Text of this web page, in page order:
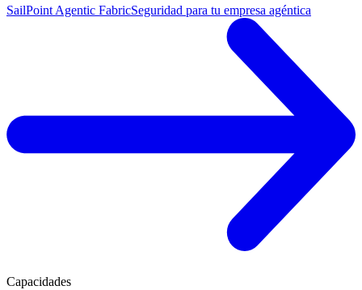
SailPoint Agentic FabricSeguridad para tu empresa agéntica
Capacidades